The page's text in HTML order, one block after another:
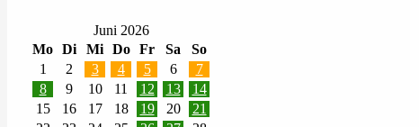
Juni 2026
Mo Di Mi Do Fr Sa
So
1
2 3 4 5 6
7
8
9 10 11 12 13
14
15
16 17 18 19 20
21